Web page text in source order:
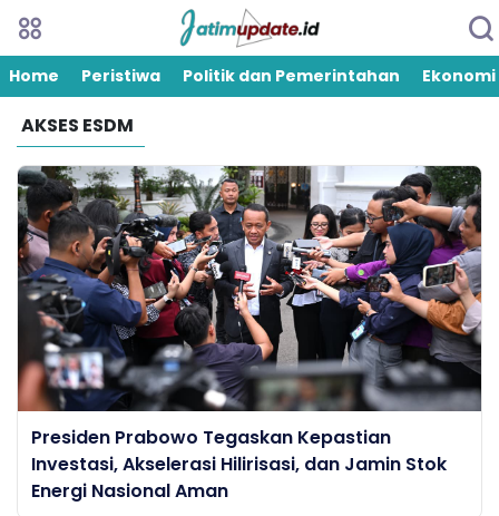
Home Peristiwa Politik dan Pemerintahan Ekonomi
AKSES ESDM
Presiden Prabowo Tegaskan Kepastian
Investasi, Akselerasi Hilirisasi, dan Jamin Stok
Energi Nasional Aman